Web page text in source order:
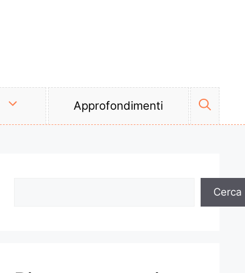
Approfondimenti
Cerca